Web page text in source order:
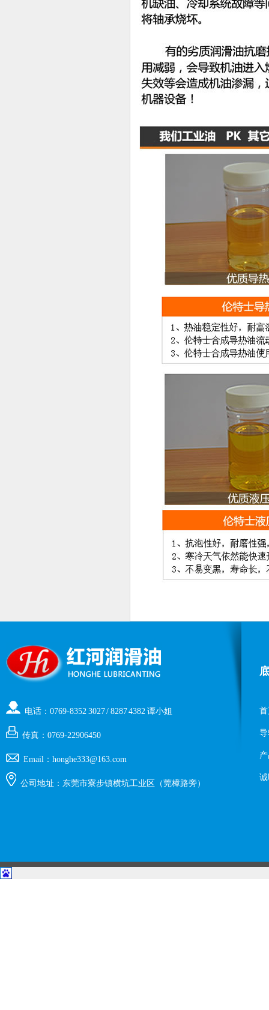
电话：0769-8352 3027 / 8287 4382 谭小姐
传真：0769-22906450
Email：honghe333@163.com
公司地址：东莞市寮步镇横坑工业区（莞樟路旁）